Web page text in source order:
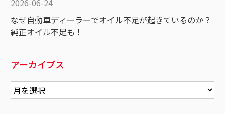
2026-06-24
なぜ自動車ディーラーでオイル不足が起きているのか？
純正オイル不足も！
アーカイブス